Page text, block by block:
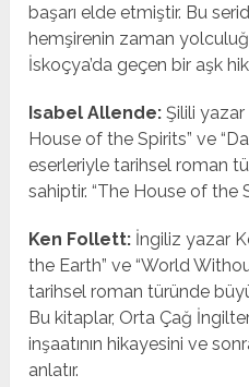
başarı elde etmiştir. Bu
hemşirenin zaman
İskoçya’da geçen bir aşk
Isabel Allende: Şilili
House of the Spirits” ve
eserleriyle tarihsel roman
sahiptir. “The House of the
Ken Follett: İngiliz yazar
the Earth” ve “World
tarihsel roman türünde
Bu kitaplar, Orta Çağ
inşaatının hikayesini ve
anlatır.